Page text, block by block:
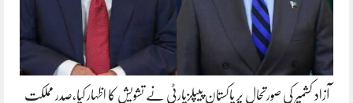
آزاد کشمیر کی صورتحال پر پاکستان پیپلزپارٹی نے تشویش کا اظہار کیا،صدر مملکت